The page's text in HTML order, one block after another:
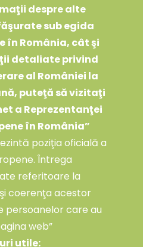
despre alte
sub egida
în România, cât şi
detaliate privind
al României la
puteţă să vizitaţi
a Reprezentanţei
în România”
poziţia oficială a
Întrega
referitoare la
coerenţa acestor
persoanelor care au
web”
utile: